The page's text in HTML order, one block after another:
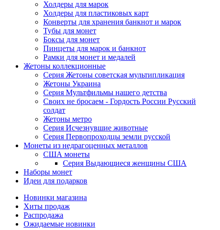
Холдеры для марок
Холдеры для пластиковых карт
Конверты для хранения банкнот и марок
Тубы для монет
Боксы для монет
Пинцеты для марок и банкнот
Рамки для монет и медалей
Жетоны коллекционные
Серия Жетоны советская мультипликация
Жетоны Украина
Серия Мультфильмы нашего детства
Своих не бросаем - Гордость России Русский
солдат
Жетоны метро
Серия Исчезнувшие животные
Серия Первопроходцы земли русской
Монеты из недрагоценных металлов
США монеты
Серия Выдающиеся женщины США
Наборы монет
Идеи для подарков
Новинки магазина
Хиты продаж
Распродажа
Ожидаемые новинки